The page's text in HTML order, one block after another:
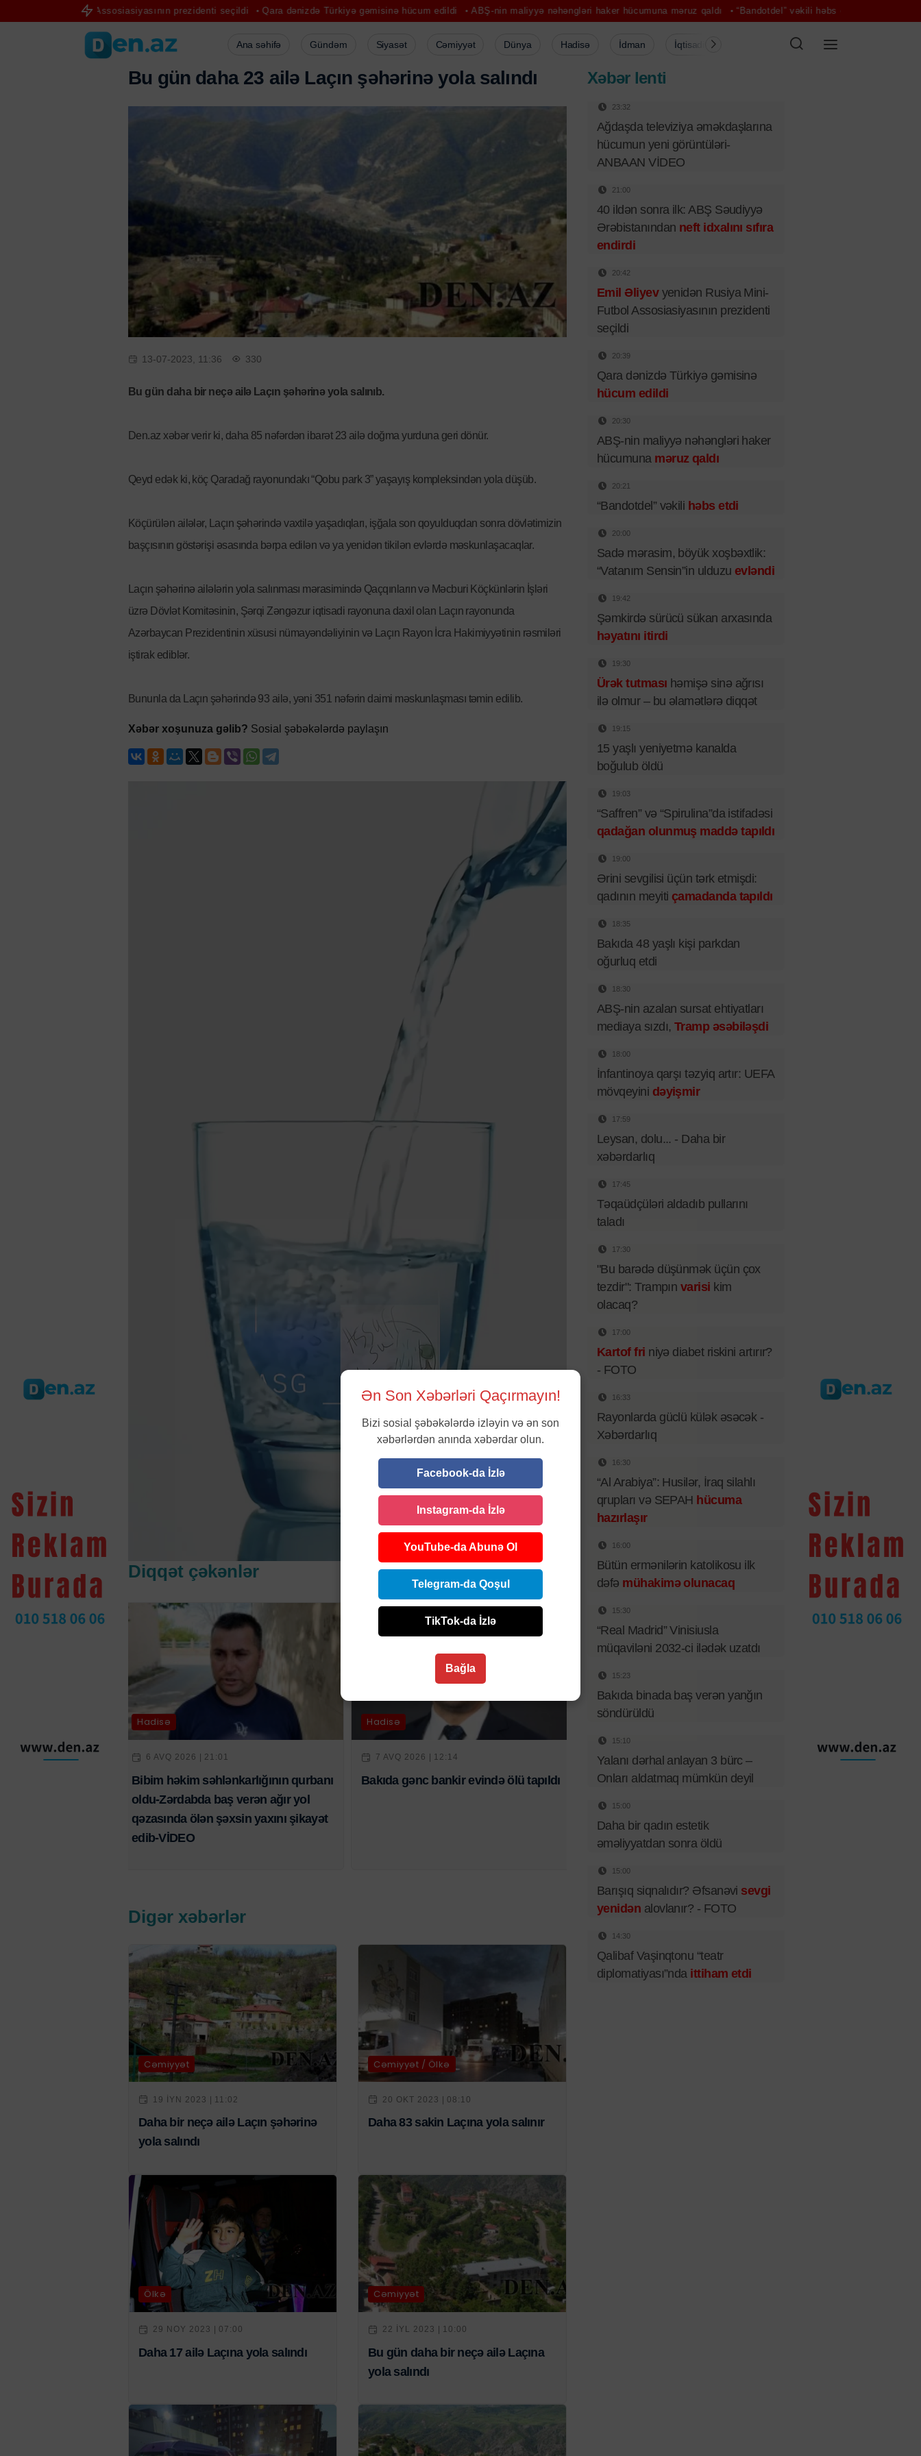
Assosiasiyasının prezidenti seçildi Qara dənizdə Türkiyə gəmisinə hücum edildi ABŞ-nin maliyyə nəhəngləri haker hücumuna məruz qaldı “Bandotdel” vəkili həbs etdi Sadə mərasim, böyük
Ana səhifə Gündəm Siyasət Cəmiyyət Dünya Hadisə İdman İqtisadiyyat Şou-biznes Müsahibə
Bu gün daha 23 ailə Laçın şəhərinə yola salındı
13-07-2023, 11:36 330
Bu gün daha bir neçə ailə Laçın şəhərinə yola salınıb.
Den.az xəbər verir ki, daha 85 nəfərdən ibarət 23 ailə doğma yurduna geri dönür.
Qeyd edək ki, köç Qaradağ rayonundakı “Qobu park 3” yaşayış kompleksindən yola düşüb.
Köçürülən ailələr, Laçın şəhərində vaxtilə yaşadıqları, işğala son qoyulduqdan sonra dövlətimizin
başçısının göstərişi əsasında bərpa edilən və ya yenidən tikilən evlərdə məskunlaşacaqlar.
Laçın şəhərinə ailələrin yola salınması mərasimində Qaçqınların və Məcburi Köçkünlərin İşləri
üzrə Dövlət Komitəsinin, Şərqi Zəngəzur iqtisadi rayonuna daxil olan Laçın rayonunda
Azərbaycan Prezidentinin xüsusi nümayəndəliyinin və Laçın Rayon İcra Hakimiyyətinin rəsmiləri
iştirak ediblər.
Bununla da Laçın şəhərində 93 ailə, yəni 351 nəfərin daimi məskunlaşması təmin edilib.
Xəbər xoşunuza gəlib? Sosial şəbəkələrdə paylaşın
Diqqət çəkənlər
Hadisə
6 AVQ 2026 | 21:01
Bibim həkim səhlənkarlığının qurbanı
oldu-Zərdabda baş verən ağır yol
qəzasında ölən şəxsin yaxını şikayət
edib-VİDEO
Hadisə
7 AVQ 2026 | 12:14
Bakıda gənc bankir evində ölü tapıldı
Digər xəbərlər
Cəmiyyət
19 IYN 2023 | 11:02
Daha bir neçə ailə Laçın şəhərinə
yola salındı
Cəmiyyət / Ölkə
20 OKT 2023 | 08:10
Daha 83 sakin Laçına yola salınır
Ölkə
29 NOY 2023 | 07:00
Daha 17 ailə Laçına yola salındı
Cəmiyyət
22 IYL 2023 | 10:00
Bu gün daha bir neçə ailə Laçına
yola salındı
Xəbər lenti
23:32
Ağdaşda televiziya əməkdaşlarına
hücumun yeni görüntüləri-
ANBAAN VİDEO
21:00
40 ildən sonra ilk: ABŞ Səudiyyə
Ərəbistanından neft idxalını sıfıra
endirdi
20:42
Emil Əliyevyenidən Rusiya Mini-
Futbol Assosiasiyasının prezidenti
seçildi
20:39
Qara dənizdə Türkiyə gəmisinə
hücum edildi
20:30
ABŞ-nin maliyyə nəhəngləri haker
hücumuna məruz qaldı
20:21
“Bandotdel” vəkili həbs etdi
20:00
Sadə mərasim, böyük xoşbəxtlik:
“Vatanım Sensin”in ulduzu evləndi
19:42
Şəmkirdə sürücü sükan arxasında
həyatını itirdi
19:30
Ürək tutması həmişə sinə ağrısı
ilə olmur – bu əlamətlərə diqqət
19:15
15 yaşlı yeniyetmə kanalda
boğulub öldü
19:03
“Saffren” və “Spirulina”da istifadəsi
qadağan olunmuş maddə tapıldı
19:00
Ərini sevgilisi üçün tərk etmişdi:
qadının meyiti çamadanda tapıldı
18:35
Bakıda 48 yaşlı kişi parkdan
oğurluq etdi
18:30
ABŞ-nin azalan sursat ehtiyatları
mediaya sızdı, Tramp əsəbiləşdi
18:00
İnfantinoya qarşı təzyiq artır: UEFA
mövqeyini dəyişmir
17:59
Leysan, dolu... - Daha bir
xəbərdarlıq
17:45
Təqaüdçüləri aldadıb pullarını
taladı
17:30
"Bu barədə düşünmək üçün çox
tezdir": Trampın varisi kim
olacaq?
17:00
Kartof fri niyə diabet riskini artırır?
- FOTO
16:33
Rayonlarda güclü külək əsəcək -
Xəbərdarlıq
16:30
“Al Arabiya”: Husilər, İraq silahlı
qrupları və SEPAH hücuma
hazırlaşır
16:00
Bütün ermənilərin katolikosu ilk
dəfə mühakimə olunacaq
15:30
“Real Madrid” Vinisiusla
müqaviləni 2032-ci ilədək uzatdı
15:23
Bakıda binada baş verən yanğın
söndürüldü
15:10
Yalanı dərhal anlayan 3 bürc –
Onları aldatmaq mümkün deyil
15:00
Daha bir qadın estetik
əməliyyatdan sonra öldü
15:00
Barışıq siqnalıdır? Əfsanəvi sevgi
yenidən alovlanır? - FOTO
14:30
Qalibaf Vaşinqtonu “teatr
diplomatiyası”nda ittiham etdi
Ən Son Xəbərləri Qaçırmayın!
Bizi sosial şəbəkələrdə izləyin və ən son
xəbərlərdən anında xəbərdar olun.
Facebook-da İzlə
Instagram-da İzlə
YouTube-da Abunə Ol
Telegram-da Qoşul
TikTok-da İzlə
Bağla